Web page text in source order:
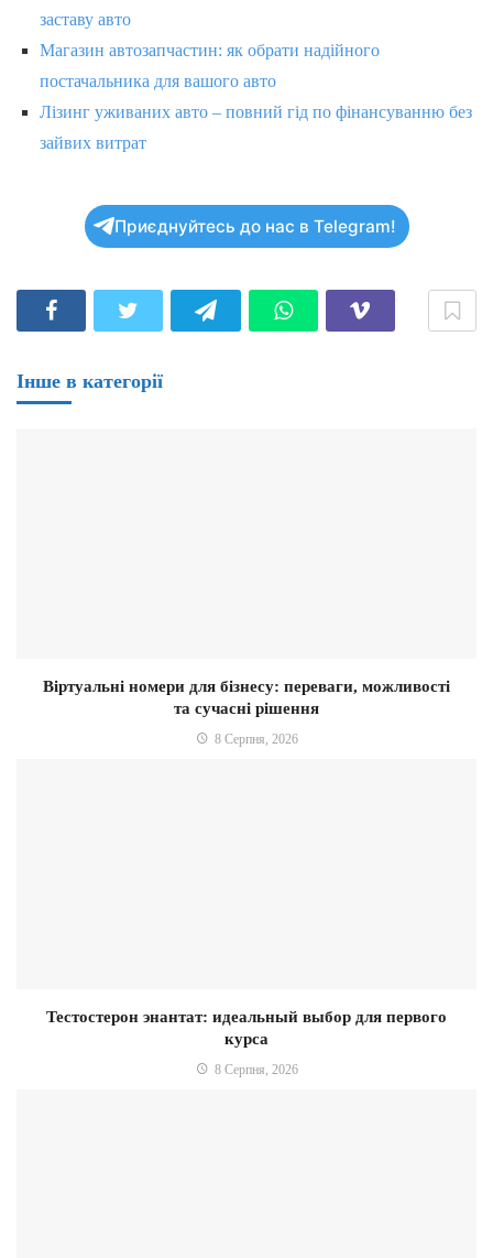
заставу авто
Магазин автозапчастин: як обрати надійного
постачальника для вашого авто
Лізинг уживаних авто – повний гід по фінансуванню без
зайвих витрат
Приєднуйтесь до нас в Telegram!
Інше в категорії
Віртуальні номери для бізнесу: переваги, можливості
та сучасні рішення
8 Серпня, 2026
Тестостерон энантат: идеальный выбор для первого
курса
8 Серпня, 2026